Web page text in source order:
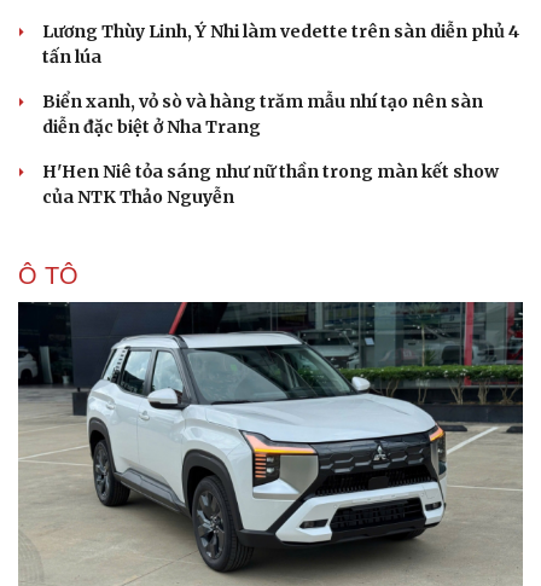
Du lịch
Săn Tour
Podcast
Câu chuyện thời sự
Đọc truyện đêm khuya
Cửa sổ tình yêu
Lương Thùy Linh, Ý Nhi làm vedette trên sàn diễn phủ 4
tấn lúa
Biển xanh, vỏ sò và hàng trăm mẫu nhí tạo nên sàn
diễn đặc biệt ở Nha Trang
H'Hen Niê tỏa sáng như nữ thần trong màn kết show
của NTK Thảo Nguyễn
Ô TÔ